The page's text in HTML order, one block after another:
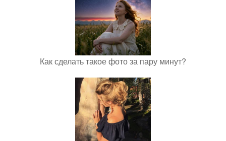
Как сделать такое фото за пару минут?